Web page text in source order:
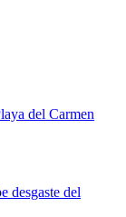
del Carmen
desgaste del